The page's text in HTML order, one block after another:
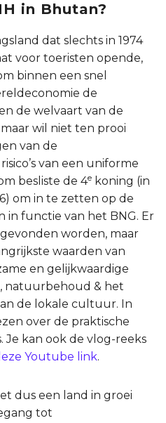
in Bhutan?
dat slechts in 1974
voor toeristen opende,
binnen een snel
de
de welvaart van de
wil niet ten prooi
van de
van een uniforme
besliste de 4e koning (in
om in te zetten op de
functie van het BNG. Er
worden, maar
waarden van
en gelijkwaardige
natuurbehoud & het
de lokale cultuur. In
over de praktische
Je kan ook de vlog-reeks
Youtube link.
dus een land in groei
tot